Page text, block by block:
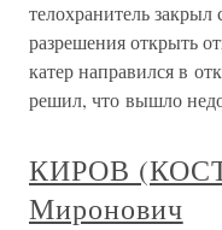
телохранитель
разрешения открыть
катер направился в
решил, что вышло
КИРОВ
Миронович